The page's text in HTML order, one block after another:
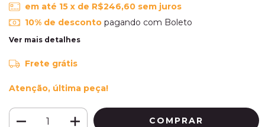
em até 15 x de R$246,60 sem juros
10% de descontopagando com Boleto
Ver mais detalhes
Frete grátis
Atenção, última peça!